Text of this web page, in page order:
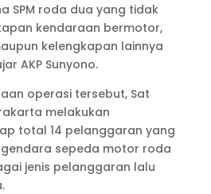
SPM roda dua yang tidak
kendaraan bermotor,
kelengkapan lainnya
AKP Sunyono.
operasi tersebut, Sat
melakukan
total 14 pelanggaran yang
sepeda motor roda
jenis pelanggaran lalu